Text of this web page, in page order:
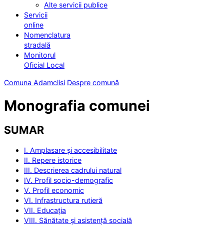
Alte servicii publice
Servicii
online
Nomenclatura
stradală
Monitorul
Oficial Local
Comuna Adamclisi Despre comună
Monografia comunei
SUMAR
I. Amplasare și accesibilitate
II. Repere istorice
III. Descrierea cadrului natural
IV. Profil socio-demografic
V. Profil economic
VI. Infrastructura rutieră
VII. Educația
VIII. Sănătate și asistență socială